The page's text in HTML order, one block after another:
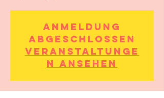
Anmeldung
abgeschlossen
Veranstaltunge
n ansehen